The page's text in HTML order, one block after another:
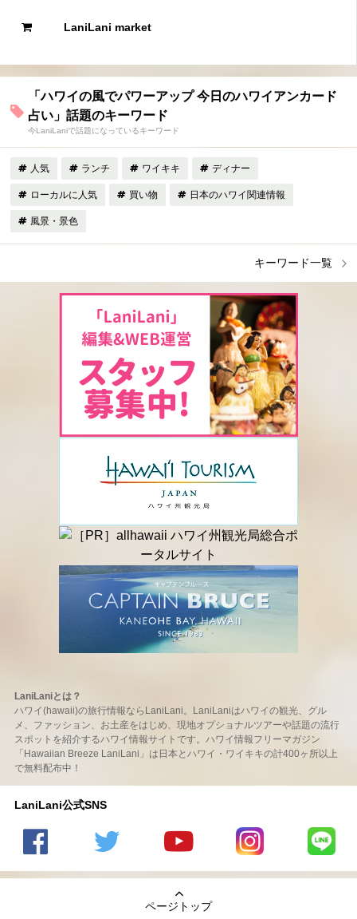
LaniLani market
「ハワイの風でパワーアップ 今日のハワイアンカード
占い」話題のキーワード
今LaniLaniで話題になっているキーワード
人気 ランチ ワイキキ ディナー
ローカルに人気 買い物 日本のハワイ関連情報
風景・景色
キーワード一覧
LaniLaniとは？
ハワイ(hawaii)の旅行情報ならLaniLani。LaniLaniはハワイの観光、グル
メ、ファッション、お土産をはじめ、現地オプショナルツアーや話題の流行
スポットを紹介するハワイ情報サイトです。ハワイ情報フリーマガジン
「Hawaiian Breeze LaniLani」は日本とハワイ・ワイキキの計400ヶ所以上
で無料配布中！
LaniLani公式SNS
の
のtwitter
の
Youtube
チャンネ
LaniLani
LaniLani
ページトップ